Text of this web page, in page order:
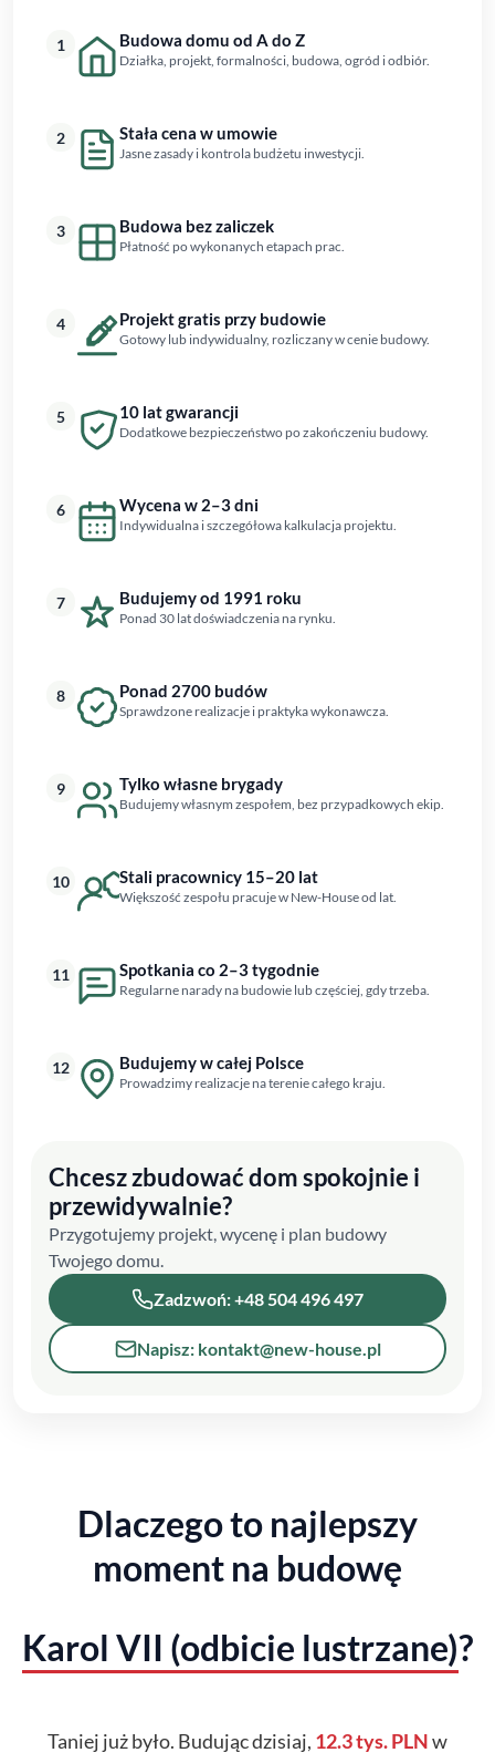
1 Budowa domu od A do Z
Działka, projekt, formalności, budowa, ogród i odbiór.
2 Stała cena w umowie
Jasne zasady i kontrola budżetu inwestycji.
3 Budowa bez zaliczek
Płatność po wykonanych etapach prac.
4 Projekt gratis przy budowie
Gotowy lub indywidualny, rozliczany w cenie budowy.
5 10 lat gwarancji
Dodatkowe bezpieczeństwo po zakończeniu budowy.
6 Wycena w 2–3 dni
Indywidualna i szczegółowa kalkulacja projektu.
7 Budujemy od 1991 roku
Ponad 30 lat doświadczenia na rynku.
8 Ponad 2700 budów
Sprawdzone realizacje i praktyka wykonawcza.
9 Tylko własne brygady
Budujemy własnym zespołem, bez przypadkowych ekip.
10 Stali pracownicy 15–20 lat
Większość zespołu pracuje w New-House od lat.
11 Spotkania co 2–3 tygodnie
Regularne narady na budowie lub częściej, gdy trzeba.
12 Budujemy w całej Polsce
Prowadzimy realizacje na terenie całego kraju.
Chcesz zbudować dom spokojnie i
przewidywalnie?
Przygotujemy projekt, wycenę i plan budowy
Twojego domu.
Zadzwoń: +48 504 496 497
Napisz: kontakt@new-house.pl
Dlaczego to najlepszy
moment na budowę
Karol VII (odbicie lustrzane)?
Taniej już było. Budując dzisiaj, 12.3 tys. PLNw